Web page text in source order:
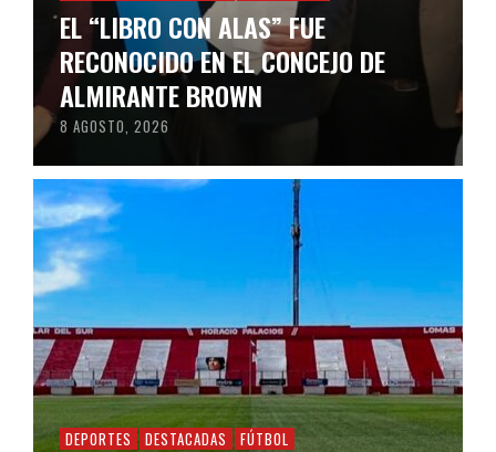
EL “LIBRO CON ALAS” FUE
RECONOCIDO EN EL CONCEJO DE
ALMIRANTE BROWN
8 AGOSTO, 2026
DEPORTES DESTACADAS FÚTBOL